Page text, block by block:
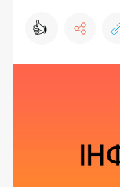
👍